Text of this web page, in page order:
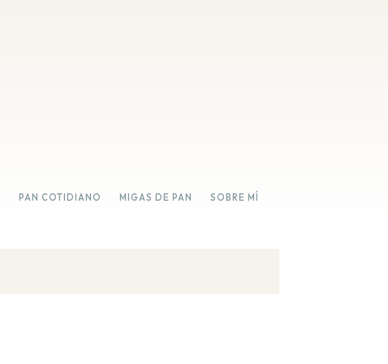
PAN COTIDIANO MIGAS DE PAN SOBRE MÍ